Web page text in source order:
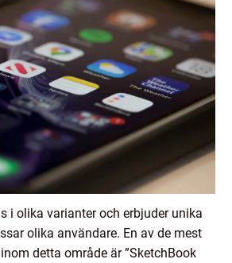
i olika varianter och erbjuder unika
olika användare. En av de mest
detta område är ”SketchBook